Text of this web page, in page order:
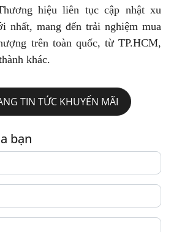
hiệu liên tục cập nhật xu
nhất, mang đến trải nghiệm mua
trên toàn quốc, từ TP.HCM,
khác.
TIN TỨC KHUYẾN MÃI
bạn